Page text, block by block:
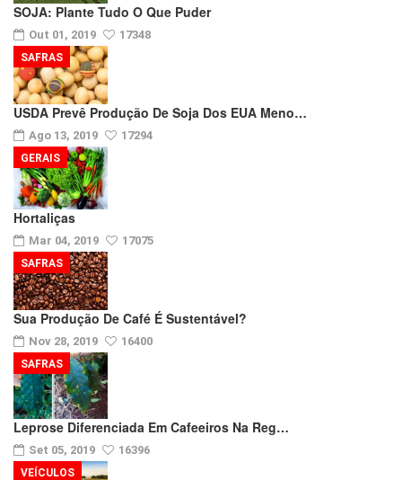
SOJA: Plante Tudo O Que Puder
Out 01, 2019 17348
USDA Prevê Produção De Soja Dos EUA Meno…
Ago 13, 2019 17294
SAFRAS
Hortaliças
Mar 04, 2019 17075
GERAIS
Sua Produção De Café É Sustentável?
Nov 28, 2019 16400
SAFRAS
Leprose Diferenciada Em Cafeeiros Na Reg…
Set 05, 2019 16396
SAFRAS
VEÍCULOS